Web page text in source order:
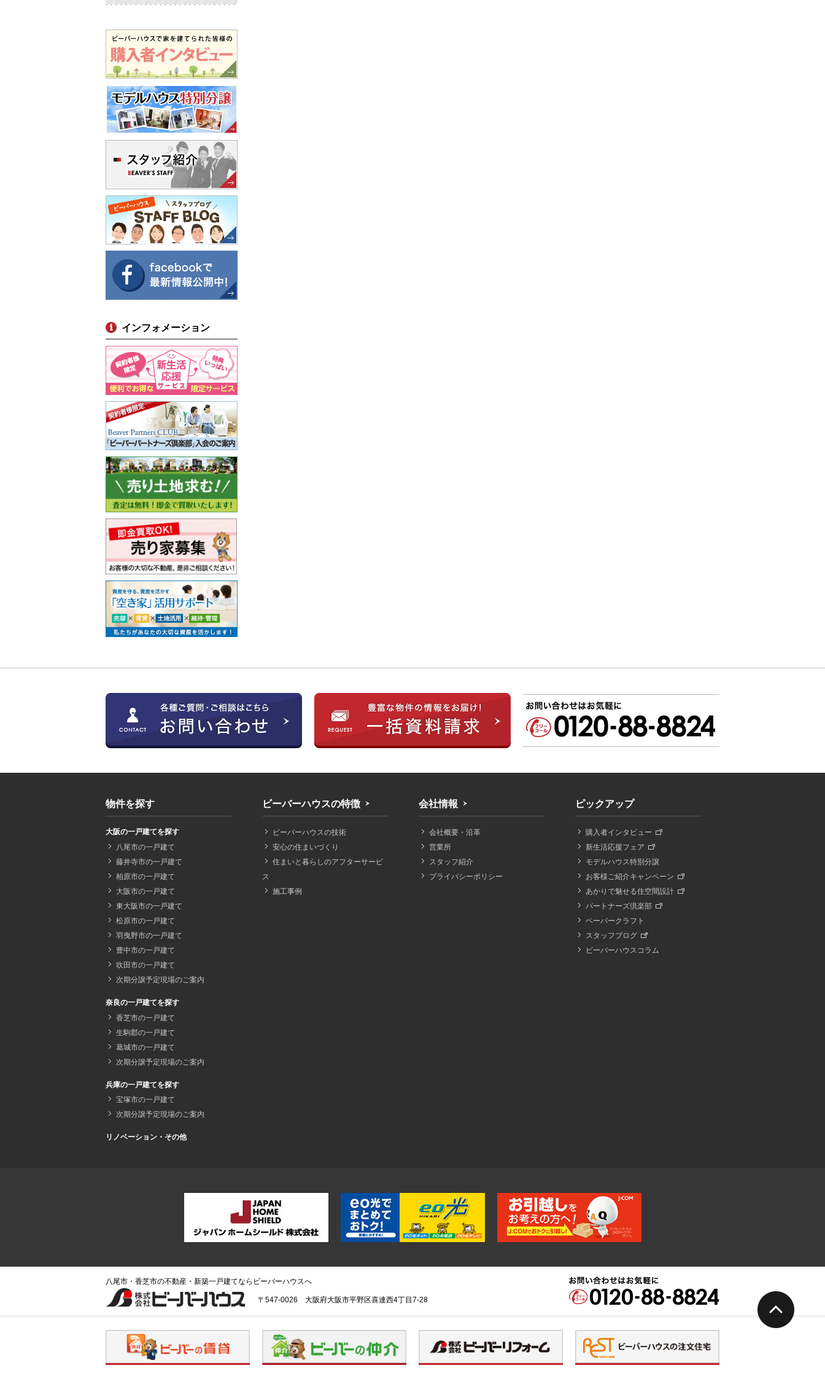
インフォメーション
物件を探す
大阪の一戸建てを探す
八尾市の一戸建て
藤井寺市の一戸建て
柏原市の一戸建て
大阪市の一戸建て
東大阪市の一戸建て
松原市の一戸建て
羽曳野市の一戸建て
豊中市の一戸建て
吹田市の一戸建て
次期分譲予定現場のご案内
奈良の一戸建てを探す
香芝市の一戸建て
生駒郡の一戸建て
葛城市の一戸建て
次期分譲予定現場のご案内
兵庫の一戸建てを探す
宝塚市の一戸建て
次期分譲予定現場のご案内
リノベーション・その他
ビーバーハウスの特徴
ビーバーハウスの技術
安心の住まいづくり
住まいと暮らしのアフターサービ
ス
施工事例
会社情報
会社概要・沿革
営業所
スタッフ紹介
プライバシーポリシー
ピックアップ
購入者インタビュー
新生活応援フェア
モデルハウス特別分譲
お客様ご紹介キャンペーン
あかりで魅せる住空間設計
パートナーズ倶楽部
ペーパークラフト
スタッフブログ
ビーバーハウスコラム
八尾市・香芝市の不動産・新築一戸建てならビーバーハウスへ
〒547-0026 大阪府大阪市平野区喜連西4丁目7-28